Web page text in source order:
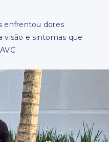
enfrentou dores
visão e sintomas que